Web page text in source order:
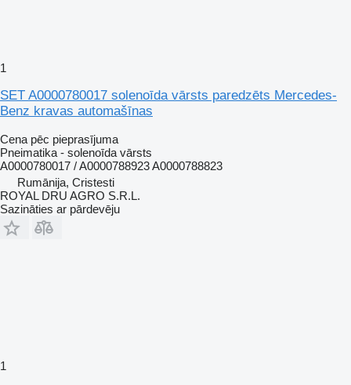
1
SET A0000780017 solenoīda vārsts paredzēts Mercedes-
Benz kravas automašīnas
Cena pēc pieprasījuma
Pneimatika - solenoīda vārsts
A0000780017 / A0000788923 A0000788823
Rumānija, Cristesti
ROYAL DRU AGRO S.R.L.
Sazināties ar pārdevēju
1